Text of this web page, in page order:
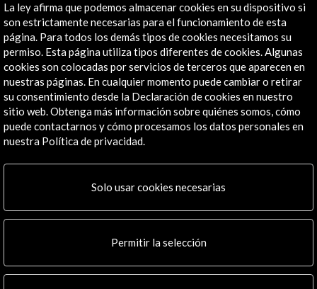
ALERTAS
AC/E
Contacta
info@accioncultural.es
28003 Madrid, España
Canales de contacto
Explora
La ley afirma que podemos almacenar cookies en su dispositivo si
son estrictamente necesarias para el funcionamiento de esta
página. Para todos los demás tipos de cookies necesitamos su
permiso. Esta página utiliza tipos diferentes de cookies. Algunas
cookies son colocadas por servicios de terceros que aparecen en
nuestras páginas. En cualquier momento puede cambiar o retirar
su consentimiento desde la Declaración de cookies en nuestro
sitio web. Obtenga más información sobre quiénes somos, cómo
puede contactarnos y cómo procesamos los datos personales en
nuestra Política de privacidad.
Solo usar cookies necesarias
Permitir la selección